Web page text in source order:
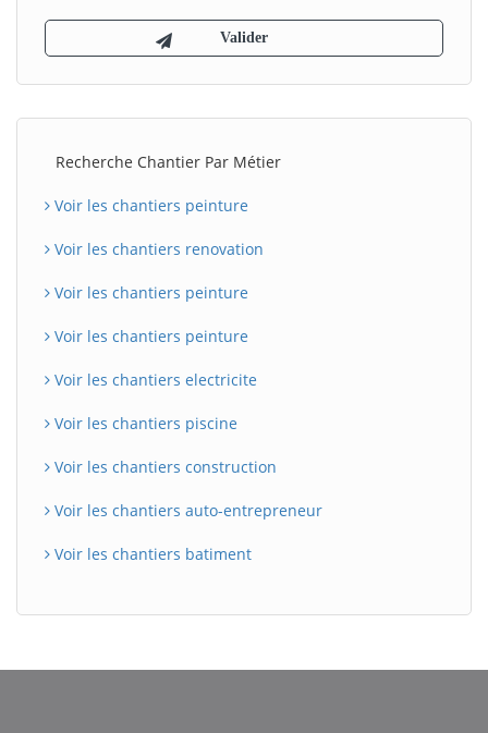
Recherche Chantier Par Métier
Voir les chantiers peinture
Voir les chantiers renovation
Voir les chantiers peinture
Voir les chantiers peinture
Voir les chantiers electricite
Voir les chantiers piscine
Voir les chantiers construction
Voir les chantiers auto-entrepreneur
Voir les chantiers batiment